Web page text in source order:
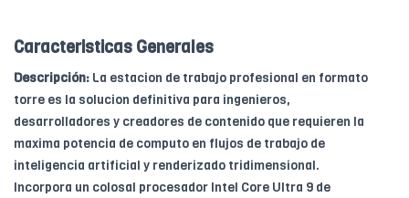
Caracteristicas Generales
Descripción: La estacion de trabajo profesional en formato
torre es la solucion definitiva para ingenieros,
desarrolladores y creadores de contenido que requieren la
maxima potencia de computo en flujos de trabajo de
inteligencia artificial y renderizado tridimensional.
Incorpora un colosal procesador Intel Core Ultra 9 de